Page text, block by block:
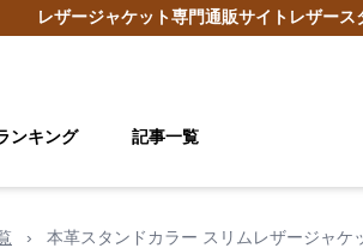
レザージャケット専門通販サイト レザース
ンキング 記事一覧
› 本革スタンドカラー スリムレザージャケ